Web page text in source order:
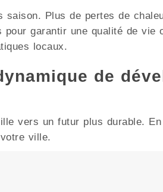
saison. Plus de pertes de
garantir une qualité de vie
locaux.
de
vers un futur plus durable.
ville.